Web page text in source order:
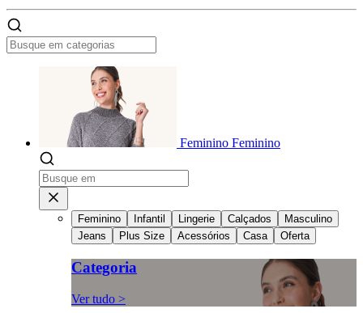
Feminino Feminino
Feminino Infantil Lingerie Calçados
Masculino
Jeans
Plus Size Acessórios Casa Oferta
Categoria
Ver tudo >